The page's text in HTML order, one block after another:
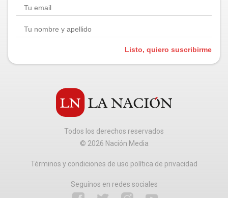
Listo, quiero suscribirme
Todos los derechos reservados
© 2026 Nación Media
Términos y condiciones de uso política de privacidad
Seguínos en redes sociales